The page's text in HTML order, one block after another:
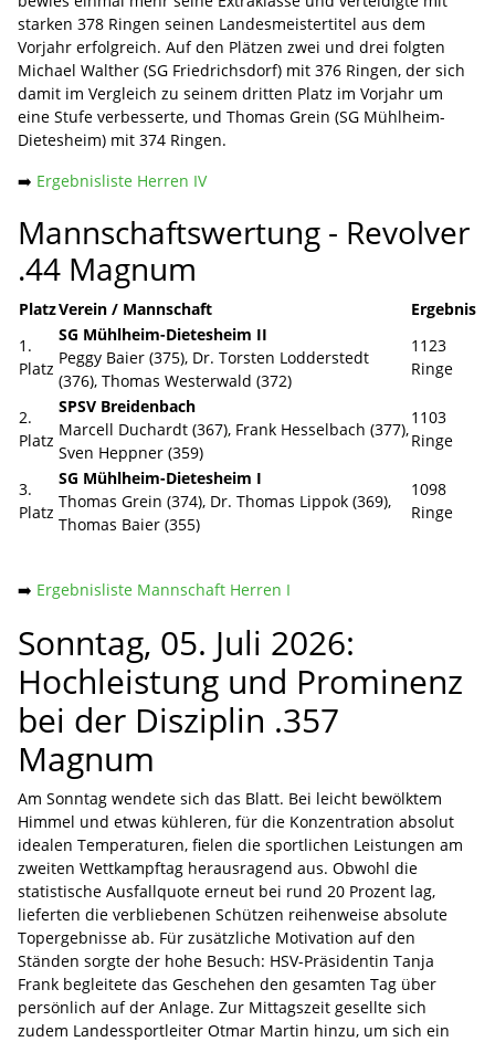
starken 378 Ringen seinen Landesmeistertitel aus dem
Vorjahr erfolgreich. Auf den Plätzen zwei und drei folgten
Michael Walther (SG Friedrichsdorf) mit 376 Ringen, der sich
damit im Vergleich zu seinem dritten Platz im Vorjahr um
eine Stufe verbesserte, und Thomas Grein (SG Mühlheim-
Dietesheim) mit 374 Ringen.
➡️ Ergebnisliste Herren IV
Mannschaftswertung - Revolver
.44 Magnum
PlatzVerein / Mannschaft
Ergebnis
1.
Platz
SG Mühlheim-Dietesheim II
Peggy Baier (375), Dr. Torsten Lodderstedt
(376), Thomas Westerwald (372)
1123
Ringe
2.
Platz
SPSV Breidenbach
Marcell Duchardt (367), Frank Hesselbach (377),
Sven Heppner (359)
1103
Ringe
3.
Platz
SG Mühlheim-Dietesheim I
Thomas Grein (374), Dr. Thomas Lippok (369),
Thomas Baier (355)
1098
Ringe
➡️ Ergebnisliste Mannschaft Herren I
Sonntag, 05. Juli 2026:
Hochleistung und Prominenz
bei der Disziplin .357
Magnum
Am Sonntag wendete sich das Blatt. Bei leicht bewölktem
Himmel und etwas kühleren, für die Konzentration absolut
idealen Temperaturen, fielen die sportlichen Leistungen am
zweiten Wettkampftag herausragend aus. Obwohl die
statistische Ausfallquote erneut bei rund 20 Prozent lag,
lieferten die verbliebenen Schützen reihenweise absolute
Topergebnisse ab. Für zusätzliche Motivation auf den
Ständen sorgte der hohe Besuch: HSV-Präsidentin Tanja
Frank begleitete das Geschehen den gesamten Tag über
persönlich auf der Anlage. Zur Mittagszeit gesellte sich
zudem Landessportleiter Otmar Martin hinzu, um sich ein